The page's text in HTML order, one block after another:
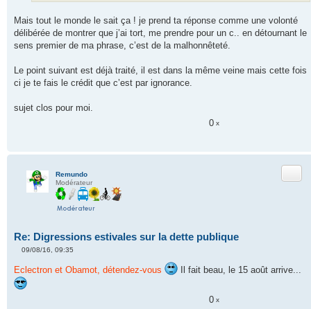
Mais tout le monde le sait ça ! je prend ta réponse comme une volonté
délibérée de montrer que j’ai tort, me prendre pour un c.. en détournant le
sens premier de ma phrase, c’est de la malhonnêteté.
Le point suivant est déjà traité, il est dans la même veine mais cette fois
ci je te fais le crédit que c’est par ignorance.
sujet clos pour moi.
0 x
Remundo
Modérateur
Re: Digressions estivales sur la dette publique
e
s
s
a
09/08/16, 09:35
Eclectron et Obamot, détendez-vous Il fait beau, le 15 août arrive...
0 x